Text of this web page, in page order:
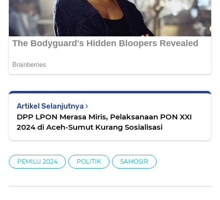
Artikel Selanjutnya
DPP LPON Merasa Miris, Pelaksanaan PON XXI
2024 di Aceh-Sumut Kurang Sosialisasi
PEMILU 2024 POLITIK SAMOSIR